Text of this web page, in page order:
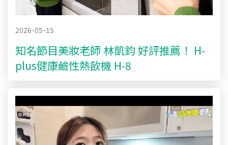
2026-05-15
知名節目美妝老師 林凱鈞 好評推薦！ H-
plus健康鹼性熱飲機 H-8